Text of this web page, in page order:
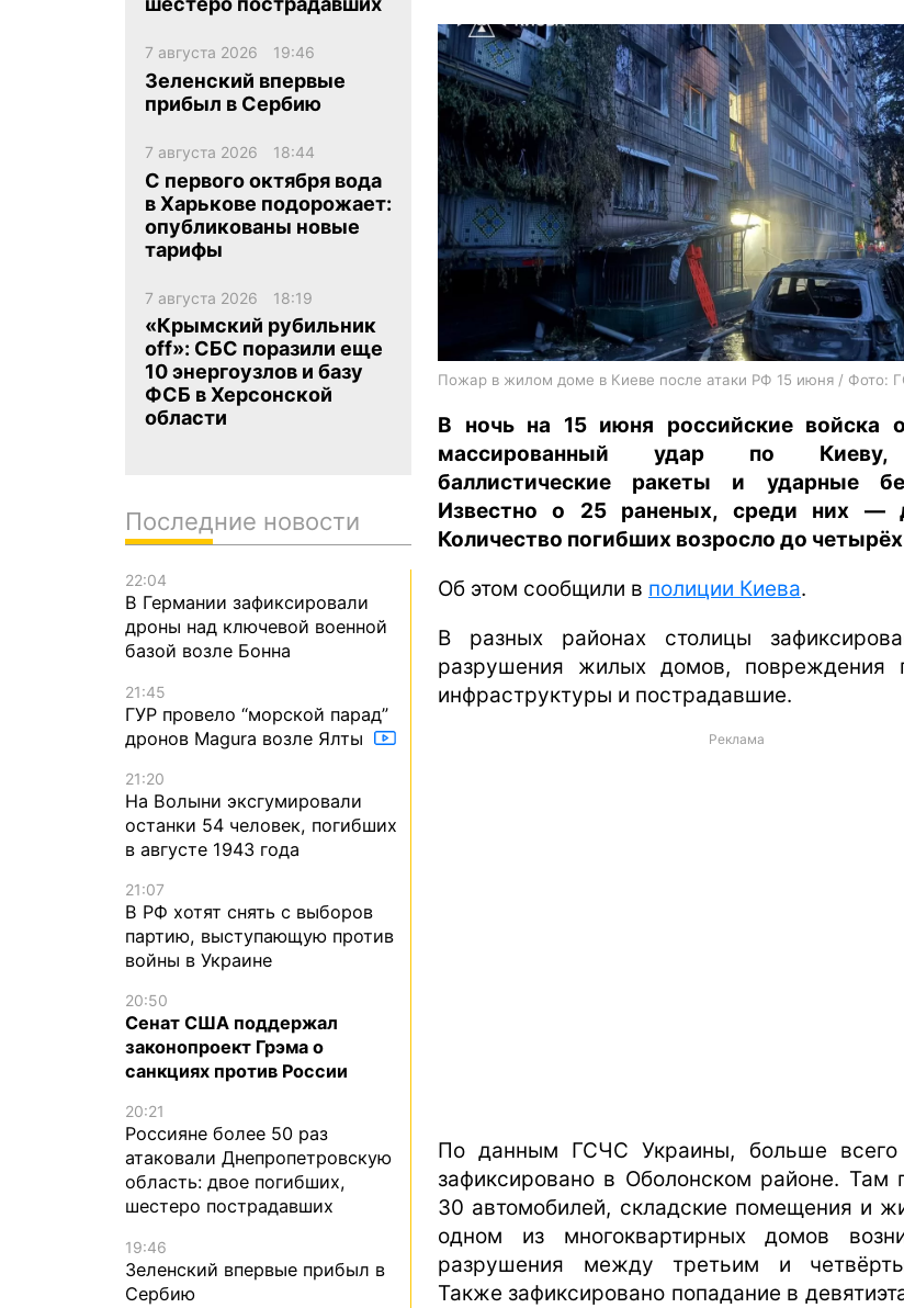
архив
gambling
en
Пожар в жилом доме в Киеве после атаки РФ 15 июня / Фото:
В ночь на 15 июня российские войска
массированный удар по Киеву,
баллистические ракеты и ударные
Известно о 25 раненых, среди них —
Количество погибших возросло до
Об этом сообщили в полиции Киева.
В разных районах столицы
разрушения жилых домов, повреждения
инфраструктуры и пострадавшие.
Реклама
По данным ГСЧС Украины, больше всего
зафиксировано в Оболонском районе. Там
30 автомобилей, складские помещения и
одном из многоквартирных домов
разрушения между третьим и
Также зафиксировано попадание в
7 августа 2026 19:46
Зеленский впервые
прибыл в Сербию
7 августа 2026 18:44
С первого октября вода
в Харькове подорожает:
опубликованы новые
тарифы
7 августа 2026 18:19
«Крымский рубильник
off»: СБС поразили еще
10 энергоузлов и базу
ФСБ в Херсонской
области
Последние новости
22:04
В Германии зафиксировали
дроны над ключевой военной
базой возле Бонна
21:45
ГУР провело “морской парад”
дронов Magura возле Ялты
21:20
На Волыни эксгумировали
останки 54 человек, погибших
в августе 1943 года
21:07
В РФ хотят снять с выборов
партию, выступающую против
войны в Украине
20:50
Сенат США поддержал
законопроект Грэма о
санкциях против России
20:21
Россияне более 50 раз
атаковали Днепропетровскую
область: двое погибших,
шестеро пострадавших
19:46
Зеленский впервые прибыл в
Сербию